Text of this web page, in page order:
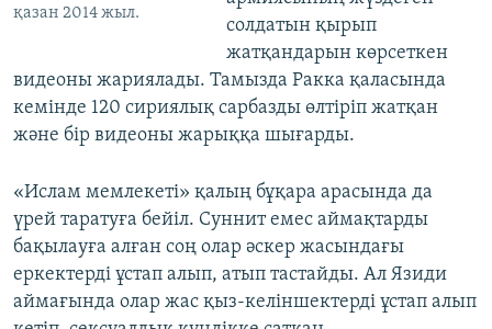
қазан 2014 жыл.
солдатын қырып
жатқандарын көрсеткен
видеоны жариялады. Тамызда Ракка қаласында
кемінде 120 сириялық сарбазды өлтіріп жатқан
және бір видеоны жарыққа шығарды.
«Ислам мемлекеті» қалың бұқара арасында да
үрей таратуға бейіл. Суннит емес аймақтарды
бақылауға алған соң олар әскер жасындағы
еркектерді ұстап алып, атып тастайды. Ал Язиди
аймағында олар жас қыз-келіншектерді ұстап алып